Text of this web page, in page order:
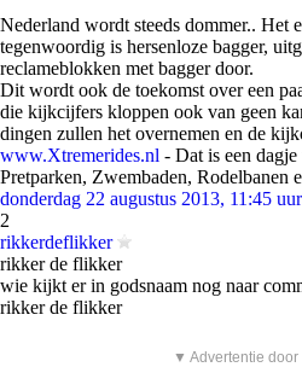
Nederland wordt steeds dommer.. Het
tegenwoordig is hersenloze bagger,
reclameblokken met bagger door.
Dit wordt ook de toekomst over een
die kijkcijfers kloppen ook van geen
dingen zullen het overnemen en de
www.Xtremerides.nl - Dat is een
Pretparken, Zwembaden, Rodelbanen
donderdag 22 augustus 2013, 11:45 uur
2
rikkerdeflikker
rikker de flikker
wie kijkt er in godsnaam nog naar
rikker de flikker
▼ Advertentie door